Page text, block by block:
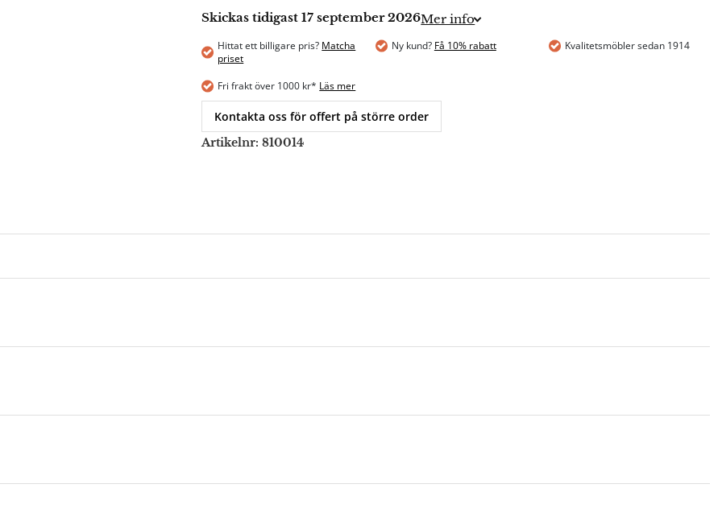
Skickas tidigast 17 september 2026Mer info
Hittat ett billigare pris? Matcha
priset
Ny kund? Få 10% rabatt Kvalitetsmöbler sedan 1914
Fri frakt över 1000 kr* Läs mer
Kontakta oss för offert på större order
Artikelnr:810014